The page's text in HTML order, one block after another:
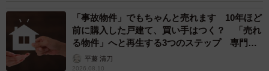
「事故物件」でもちゃんと売れます 10年ほど
前に購入した戸建て、買い手はつく？ 「売れ
る物件」へと再生する3つのステップ 専門家
が解説平藤 清刀
2026.08.10